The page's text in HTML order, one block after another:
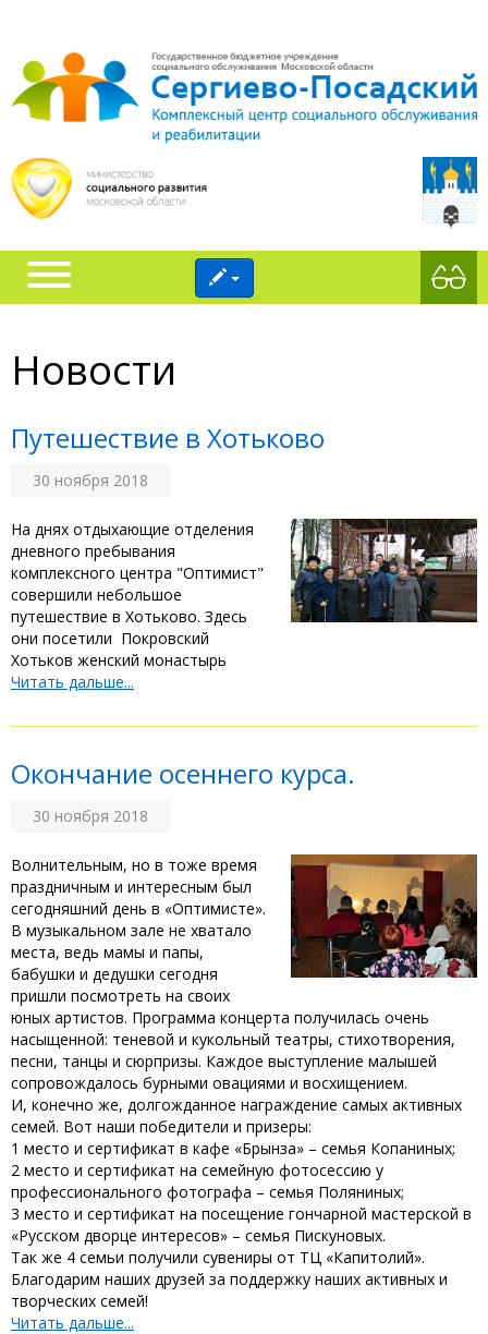
Новости
Путешествие в Хотьково
30 ноября 2018
На днях отдыхающие отделения
дневного пребывания
комплексного центра "Оптимист"
совершили небольшое
путешествие в Хотьково. Здесь
они посетили Покровский
Хотьков женский монастырь
Читать дальше...
Окончание осеннего курса.
30 ноября 2018
Волнительным, но в тоже время
праздничным и интересным был
сегодняшний день в «Оптимисте».
В музыкальном зале не хватало
места, ведь мамы и папы,
бабушки и дедушки сегодня
пришли посмотреть на своих
юных артистов. Программа концерта получилась очень
насыщенной: теневой и кукольный театры, стихотворения,
песни, танцы и сюрпризы. Каждое выступление малышей
сопровождалось бурными овациями и восхищением.
И, конечно же, долгожданное награждение самых активных
семей. Вот наши победители и призеры:
1 место и сертификат в кафе «Брынза» – семья Копаниных;
2 место и сертификат на семейную фотосессию у
профессионального фотографа – семья Поляниных;
3 место и сертификат на посещение гончарной мастерской в
«Русском дворце интересов» – семья Пискуновых.
Так же 4 семьи получили сувениры от ТЦ «Капитолий».
Благодарим наших друзей за поддержку наших активных и
творческих семей!
Читать дальше...